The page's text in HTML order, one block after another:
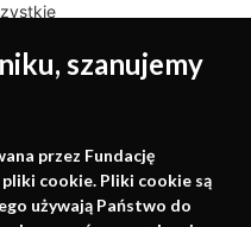
szanujemy
przez Fundację
cookie. Pliki cookie są
używają Państwo do
na